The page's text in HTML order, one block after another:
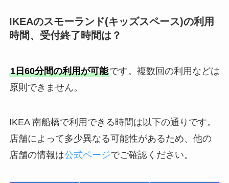
IKEAのスモーランド(キッズスペース)の利用
時間、受付終了時間は？
1日60分間の利用が可能です。複数回の利用などは
原則できません。
IKEA 南船橋で利用できる時間は以下の通りです。
店舗によって多少異なる可能性があるため、他の
店舗の情報は公式ページでご確認ください。